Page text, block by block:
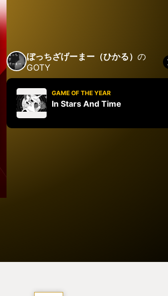
ぼっちざげーまー（ひかる） の
GOTY
GAME OF THE YEAR
In Stars And Time